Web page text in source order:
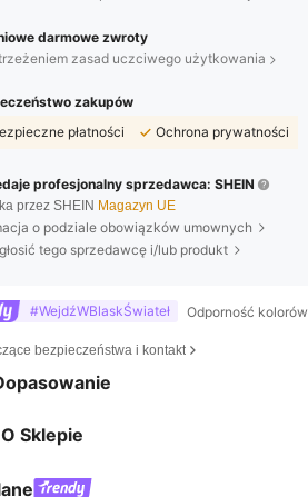
darmowe zwroty
zasad uczciwego użytkowania
zakupów
płatności
Ochrona prywatności
profesjonalny sprzedawca: SHEIN
przez SHEIN Magazyn UE
o podziale obowiązków umownych
tego sprzedawcę i/lub produkt
#WejdźWBlaskŚwiateł Odporność
bezpieczeństwa i kontakt
Sklepie
5.8K